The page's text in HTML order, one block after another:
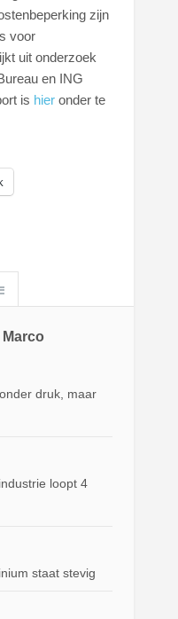
zijn
voor
uit onderzoek
en ING
is hier onder te
druk, maar
loopt 4
staat stevig